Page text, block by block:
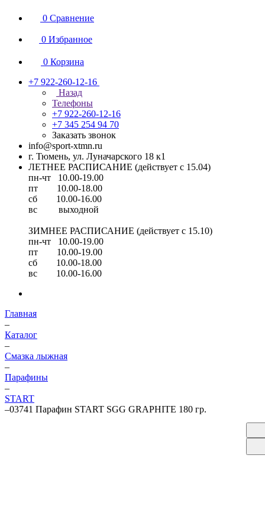
0 Сравнение
0 Избранное
0 Корзина
+7 922-260-12-16
Назад
Телефоны
+7 922-260-12-16
+7 345 254 94 70
Заказать звонок
info@sport-xtmn.ru
г. Тюмень, ул. Луначарского 18 к1
ЛЕТНЕЕ РАСПИСАНИЕ (действует с 15.04)
пн-чт 10.00-19.00
пт 10.00-18.00
сб 10.00-16.00
вс выходной
ЗИМНЕЕ РАСПИСАНИЕ (действует с 15.10)
пн-чт 10.00-19.00
пт 10.00-19.00
сб 10.00-18.00
вс 10.00-16.00
Главная
–
Каталог
–
Смазка лыжная
–
Парафины
–
START
–03741 Парафин START SGG GRAPHITE 180 гр.